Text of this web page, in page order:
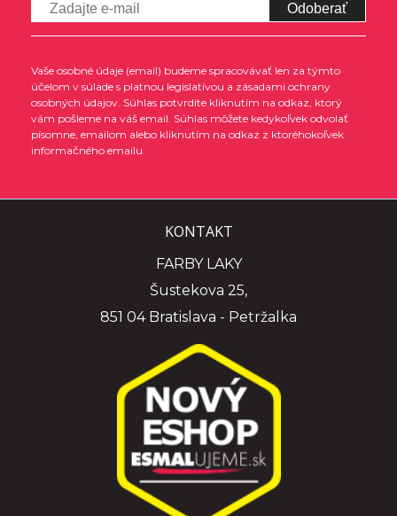
Odoberať
Vaše osobné údaje (email) budeme spracovávať len za týmto
účelom v súlade s platnou legislatívou a zásadami ochrany
osobných údajov. Súhlas potvrdíte kliknutím na odkaz, ktorý
vám pošleme na váš email. Súhlas môžete kedykoľvek odvolať
písomne, emailom alebo kliknutím na odkaz z ktoréhokoľvek
informačného emailu.
KONTAKT
FARBY LAKY
Šustekova 25,
851 04 Bratislava - Petržalka